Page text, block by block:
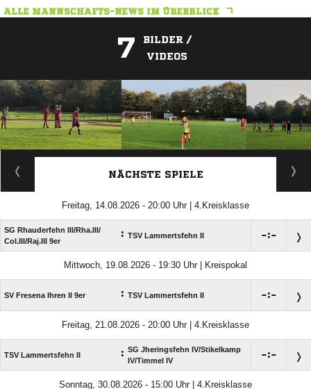
ALLE MANNSCHAFTS-NEWS IM ÜBERBLICK
7
BILDER /
VIDEOS
ANZEIGE
NÄCHSTE SPIELE
Freitag, 14.08.2026 - 20:00 Uhr | 4.Kreisklasse
SG Rhauderfehn III/​Rha.III/​
Col.III/​Raj.III 9er
: TSV Lammertsfehn II :
Mittwoch, 19.08.2026 - 19:30 Uhr | Kreispokal
SV Fresena Ihren II 9er : TSV Lammertsfehn II :
Freitag, 21.08.2026 - 20:00 Uhr | 4.Kreisklasse
TSV Lammertsfehn II : SG Jheringsfehn IV/​Stikelkamp
IV/​Timmel IV
:
Sonntag, 30.08.2026 - 15:00 Uhr | 4.Kreisklasse